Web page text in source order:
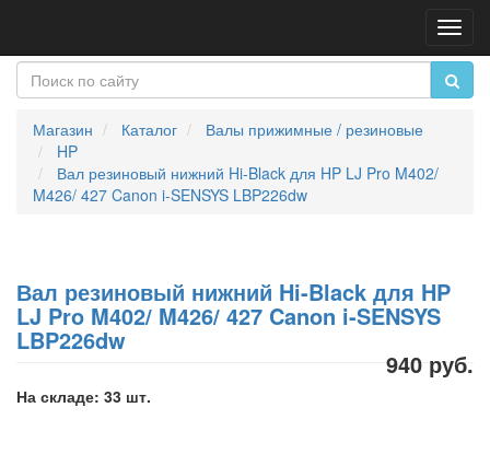
Магазин Каталог
Валы прижимные / резиновые
HP
Вал резиновый нижний Hi-Black для HP LJ Pro M402/
M426/ 427 Canon i-SENSYS LBP226dw
Вал резиновый нижний Hi-Black для HP
LJ Pro M402/ M426/ 427 Canon i-SENSYS
LBP226dw
940 руб.
На складе: 33 шт.